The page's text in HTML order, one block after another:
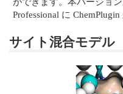
Professional に ChemPlugin
サイト混合モデル